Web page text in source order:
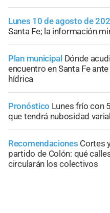
Lunes 10 de agosto de
Santa Fe; la información
Plan municipal Dónde
encuentro en Santa Fe
hídrica
Pronóstico Lunes frío con
que tendrá nubosidad
Recomendaciones Cortes
partido de Colón: qué
circularán los colectivos